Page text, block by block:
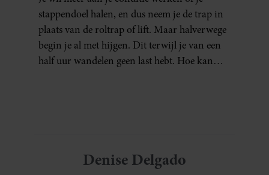
stappendoel halen, en dus neem je de trap in
plaats van de roltrap of lift. Maar halverwege
begin je al met hijgen. Dit terwijl je van een
half uur wandelen geen last hebt. Hoe kan
Denise Delgado